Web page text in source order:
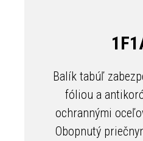
Balík tabúľ
fóliou a
ochrannými
Obopnutý